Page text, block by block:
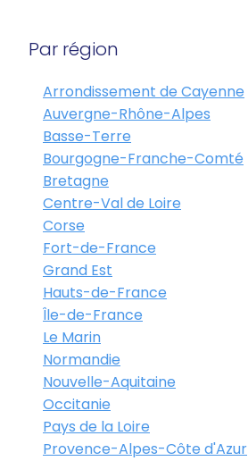
Par région
Arrondissement de Cayenne
Auvergne-Rhône-Alpes
Basse-Terre
Bourgogne-Franche-Comté
Bretagne
Centre-Val de Loire
Corse
Fort-de-France
Grand Est
Hauts-de-France
Île-de-France
Le Marin
Normandie
Nouvelle-Aquitaine
Occitanie
Pays de la Loire
Provence-Alpes-Côte d'Azur